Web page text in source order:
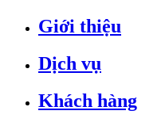
Giới thiệu
Dịch vụ
Khách hàng